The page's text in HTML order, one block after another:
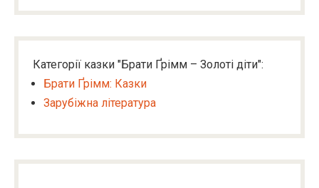
Категорії казки "Брати Ґрімм – Золоті діти":
Брати Ґрімм: Казки
Зарубіжна література